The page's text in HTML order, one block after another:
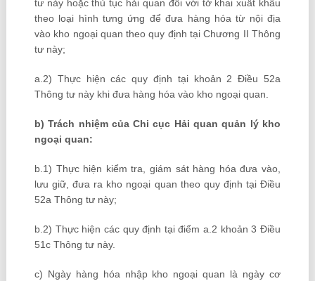
tư này hoặc thủ tục hải quan đối với tờ khai xuất khẩu
theo loại hình tưng ứng để đưa hàng hóa từ nội địa
vào kho ngoại quan theo quy định tại Chương II Thông
tư này;
a.2) Thực hiện các quy định tại khoản 2 Điều 52a
Thông tư này khi đưa hàng hóa vào kho ngoại quan.
b) Trách nhiệm của Chi cục Hải quan quản lý kho
ngoại quan:
b.1) Thực hiện kiểm tra, giám sát hàng hóa đưa vào,
lưu giữ, đưa ra kho ngoại quan theo quy định tại Điều
52a Thông tư này;
b.2) Thực hiện các quy định tại điểm a.2 khoản 3 Điều
51c Thông tư này.
c) Ngày hàng hóa nhập kho ngoại quan là ngày cơ